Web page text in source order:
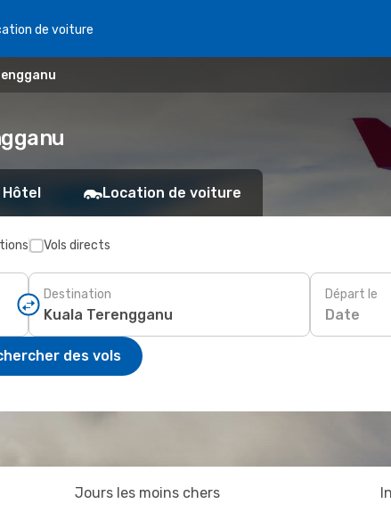
de voiture
Hôtel Location de voiture
Vols directs
Destination Départ le
Date
des vols
Jours les moins chers